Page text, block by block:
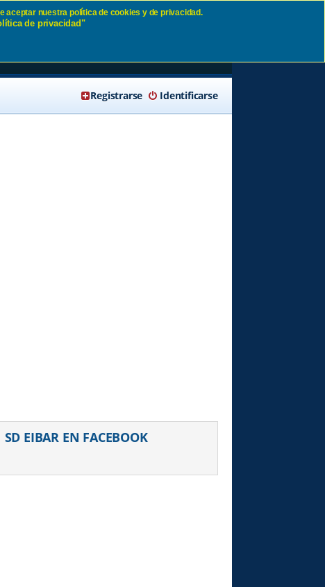
Identificarse
Registrarse
SD EIBAR EN FACEBOOK
aceptar nuestra política de cookies y de privacidad.
de privacidad"